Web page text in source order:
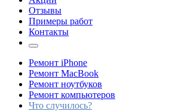
Отзывы
Примеры работ
Контакты
Ремонт iPhone
Ремонт MacBook
Ремонт ноутбуков
Ремонт компьютеров
Что случилось?